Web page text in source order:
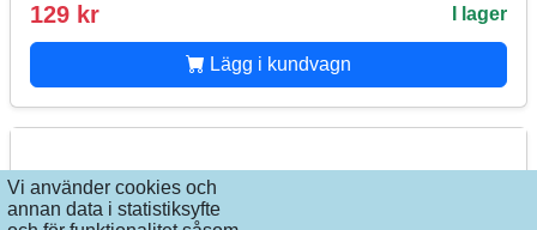
Vi använder cookies och
annan data i statistiksyfte
129 kr I lager
Lägg i kundvagn